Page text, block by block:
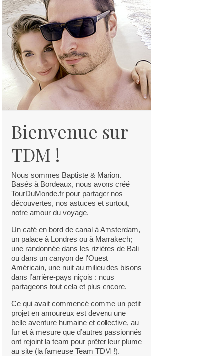
Bienvenue sur
TDM !
Nous sommes Baptiste & Marion.
Basés à Bordeaux, nous avons créé
TourDuMonde.fr pour partager nos
découvertes, nos astuces et surtout,
notre amour du voyage.
Un café en bord de canal à Amsterdam,
un palace à Londres ou à Marrakech;
une randonnée dans les rizières de Bali
ou dans un canyon de l'Ouest
Américain, une nuit au milieu des bisons
dans l’arrière-pays niçois : nous
partageons tout cela et plus encore.
Ce qui avait commencé comme un petit
projet en amoureux est devenu une
belle aventure humaine et collective, au
fur et à mesure que d’autres passionnés
ont rejoint la team pour prêter leur plume
au site (la fameuse Team TDM !).